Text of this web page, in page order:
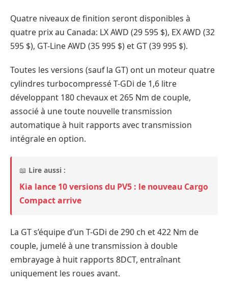
Quatre niveaux de finition seront disponibles à
quatre prix au Canada: LX AWD (29 595 $), EX AWD (32
595 $), GT-Line AWD (35 995 $) et GT (39 995 $).
Toutes les versions (sauf la GT) ont un moteur quatre
cylindres turbocompressé T-GDi de 1,6 litre
développant 180 chevaux et 265 Nm de couple,
associé à une toute nouvelle transmission
automatique à huit rapports avec transmission
intégrale en option.
📖 Lire aussi :
Kia lance 10 versions du PV5 : le nouveau Cargo
Compact arrive
La GT s’équipe d’un T-GDi de 290 ch et 422 Nm de
couple, jumelé à une transmission à double
embrayage à huit rapports 8DCT, entraînant
uniquement les roues avant.